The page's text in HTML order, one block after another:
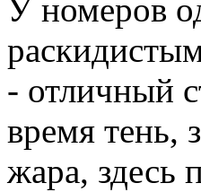
У номеров
- отличный
время тень,
жара, здесь